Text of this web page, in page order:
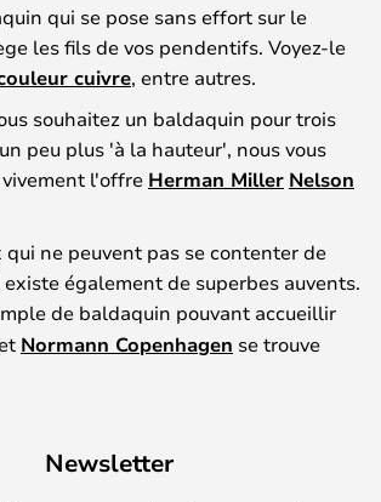
qui se pose sans effort sur le
les fils de vos pendentifs. Voyez-le
cuivre, entre autres.
souhaitez un baldaquin pour trois
peu plus 'à la hauteur', nous vous
l'offre Herman Miller Nelson
qui ne peuvent pas se contenter de
également de superbes auvents.
de baldaquin pouvant accueillir
Normann Copenhagen se trouve
Newsletter